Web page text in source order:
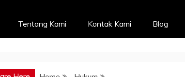
Tentang Kami Kontak Kami Blog